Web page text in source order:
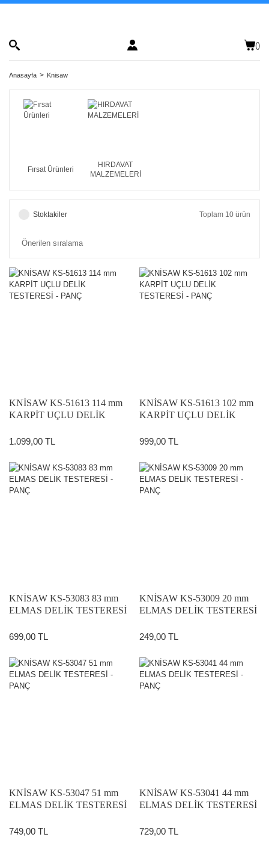
()
Anasayfa Knisaw
Fırsat Ürünleri
HIRDAVAT
MALZEMELERİ
Stoktakiler Toplam 10 ürün
KNİSAW KS-51613 114 mm
KARPİT UÇLU DELİK
1.099,00 TL
KNİSAW KS-51613 102 mm
KARPİT UÇLU DELİK
999,00 TL
KNİSAW KS-53083 83 mm
ELMAS DELİK TESTERESİ
699,00 TL
KNİSAW KS-53009 20 mm
ELMAS DELİK TESTERESİ
249,00 TL
KNİSAW KS-53047 51 mm
ELMAS DELİK TESTERESİ
749,00 TL
KNİSAW KS-53041 44 mm
ELMAS DELİK TESTERESİ
729,00 TL